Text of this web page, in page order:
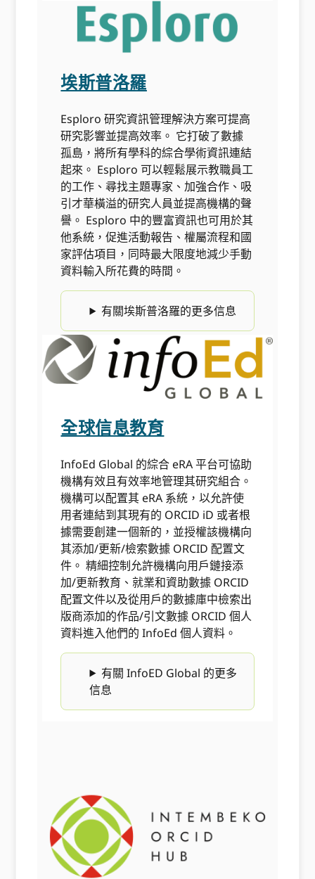
埃斯普洛羅
Esploro 研究資訊管理解決方案可提高
研究影響並提高效率。 它打破了數據
孤島，將所有學科的綜合學術資訊連結
起來。 Esploro 可以輕鬆展示教職員工
的工作、尋找主題專家、加強合作、吸
引才華橫溢的研究人員並提高機構的聲
譽。 Esploro 中的豐富資訊也可用於其
他系統，促進活動報告、權屬流程和國
家評估項目，同時最大限度地減少手動
資料輸入所花費的時間。
有關埃斯普洛羅的更多信息
全球信息教育
InfoEd Global 的綜合 eRA 平台可協助
機構有效且有效率地管理其研究組合。
機構可以配置其 eRA 系統，以允許使
用者連結到其現有的 ORCID iD 或者根
據需要創建一個新的，並授權該機構向
其添加/更新/檢索數據 ORCID 配置文
件。 精細控制允許機構向用戶鏈接添
加/更新教育、就業和資助數據 ORCID
配置文件以及從用戶的數據庫中檢索出
版商添加的作品/引文數據 ORCID 個人
資料進入他們的 InfoEd 個人資料。
有關 InfoED Global 的更多
信息